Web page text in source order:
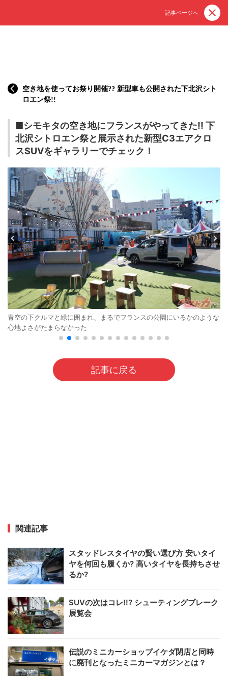
記事ページへ
空き地を使ってお祭り開催?? 新型車も公開された下北沢シト
ロエン祭!!
■シモキタの空き地にフランスがやってきた!! 下
北沢シトロエン祭と展示された新型C3エアクロ
スSUVをギャラリーでチェック！
青空の下クルマと緑に囲まれ、まるでフランスの公園にいるかのような
心地よさがたまらなかった
記事に戻る
関連記事
スタッドレスタイヤの賢い選び方 安いタイ
ヤを何回も履くか? 高いタイヤを長持ちさせ
るか?
SUVの次はコレ!!? シューティングブレーク
展覧会
伝説のミニカーショップイケダ閉店と同時
に廃刊となったミニカーマガジンとは？